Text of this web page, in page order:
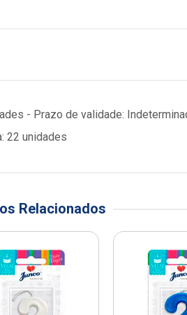
- Prazo de validade:
22 unidades
Relacionados